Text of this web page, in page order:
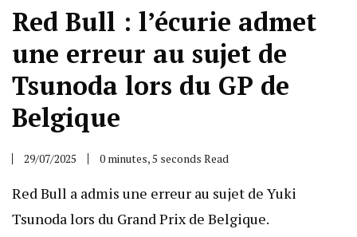
Red Bull : l’écurie admet
une erreur au sujet de
Tsunoda lors du GP de
Belgique
29/07/2025 0 minutes, 5 seconds Read
Red Bull a admis une erreur au sujet de Yuki
Tsunoda lors du Grand Prix de Belgique.